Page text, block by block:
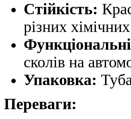
Стійкість:
різних
сколів на
Упаковка:
Переваги: